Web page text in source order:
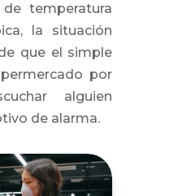
temperatura
la situación
que el simple
por
alguien
de alarma.